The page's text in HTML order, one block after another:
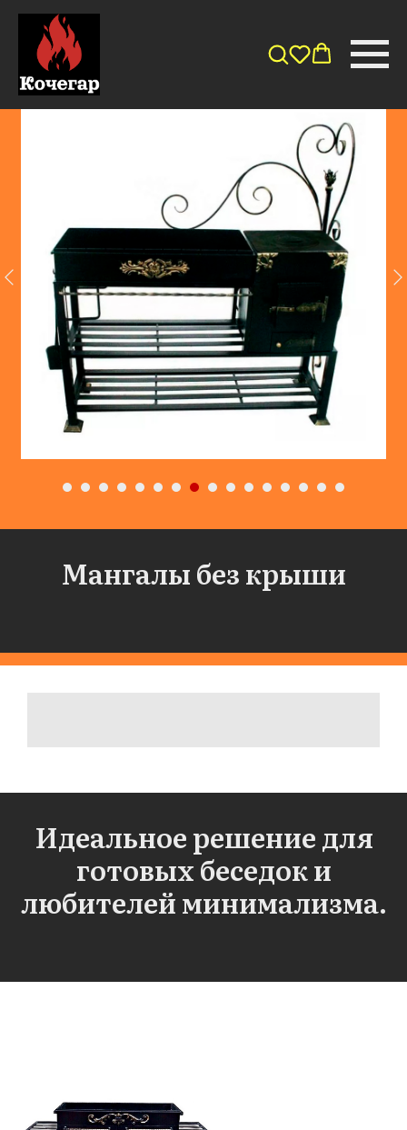
Мангалы без крыши
Идеальное решение для
готовых беседок и
любителей минимализма.